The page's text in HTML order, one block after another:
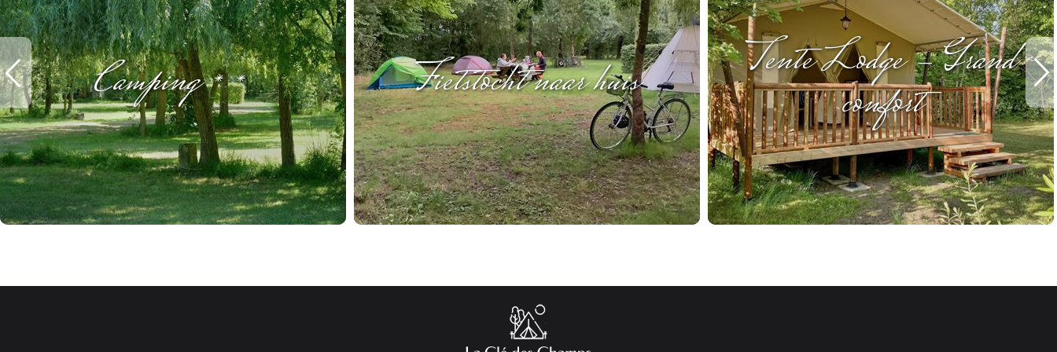
Camping ** Fietstocht naar huis Tente Lodge - Grand
confort